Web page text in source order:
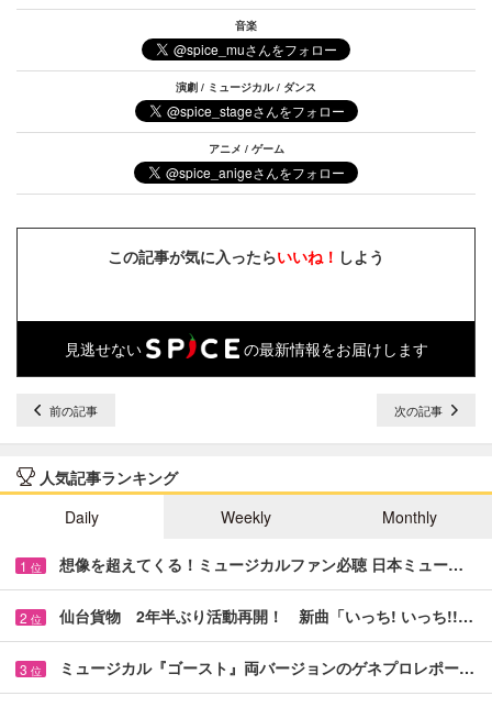
音楽
演劇 / ミュージカル / ダンス
アニメ / ゲーム
この記事が気に入ったらいいね！ しよう
見逃せない の最新情報をお届けします
前の記事 次の記事
人気記事ランキング
Daily
Weekly Monthly
1 位 想像を超えてくる！ミュージカルファン必聴 日本ミュー…
2 位 仙台貨物 2年半ぶり活動再開！ 新曲「いっち! いっち!!…
3 位 ミュージカル『ゴースト』両バージョンのゲネプロレポー…